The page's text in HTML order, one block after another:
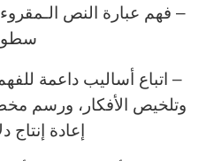
– فهم عبارة النص الـمقروء
– اتباع أساليب داعمة
وتلخيص الأفكار، ورسم
إعادة إنتاج